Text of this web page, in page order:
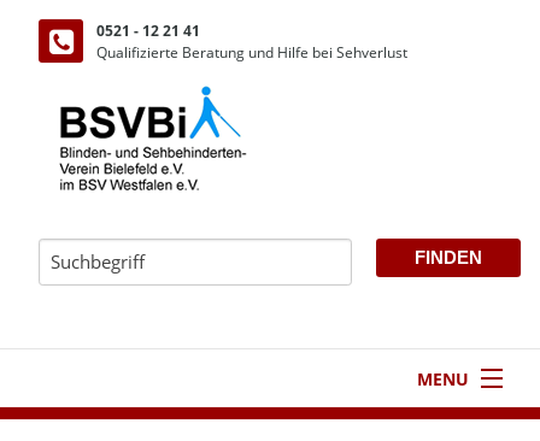
0521 - 12 21 41
Qualifizierte Beratung und Hilfe bei Sehverlust
MENU